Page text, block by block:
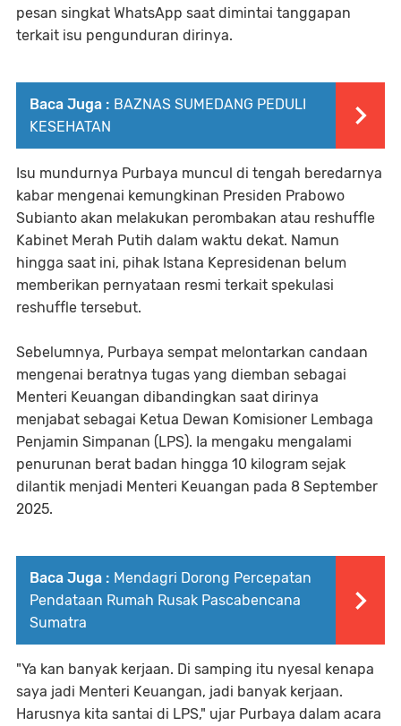
pesan singkat WhatsApp saat dimintai tanggapan
terkait isu pengunduran dirinya.
Baca Juga : BAZNAS SUMEDANG PEDULI
KESEHATAN
Isu mundurnya Purbaya muncul di tengah beredarnya
kabar mengenai kemungkinan Presiden Prabowo
Subianto akan melakukan perombakan atau reshuffle
Kabinet Merah Putih dalam waktu dekat. Namun
hingga saat ini, pihak Istana Kepresidenan belum
memberikan pernyataan resmi terkait spekulasi
reshuffle tersebut.
Sebelumnya, Purbaya sempat melontarkan candaan
mengenai beratnya tugas yang diemban sebagai
Menteri Keuangan dibandingkan saat dirinya
menjabat sebagai Ketua Dewan Komisioner Lembaga
Penjamin Simpanan (LPS). Ia mengaku mengalami
penurunan berat badan hingga 10 kilogram sejak
dilantik menjadi Menteri Keuangan pada 8 September
2025.
Baca Juga : Mendagri Dorong Percepatan
Pendataan Rumah Rusak Pascabencana
Sumatra
"Ya kan banyak kerjaan. Di samping itu nyesal kenapa
saya jadi Menteri Keuangan, jadi banyak kerjaan.
Harusnya kita santai di LPS," ujar Purbaya dalam acara